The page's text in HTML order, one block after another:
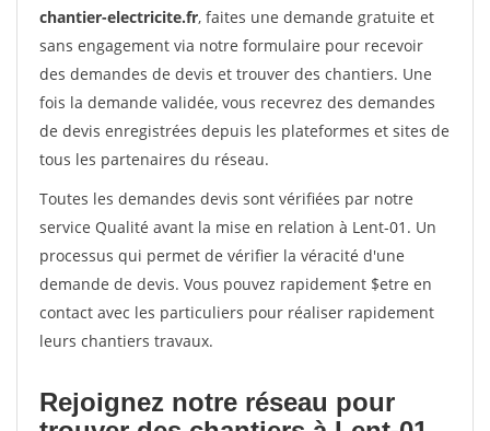
chantier-electricite.fr, faites une demande gratuite et
sans engagement via notre formulaire pour recevoir
des demandes de devis et trouver des chantiers. Une
fois la demande validée, vous recevrez des demandes
de devis enregistrées depuis les plateformes et sites de
tous les partenaires du réseau.
Toutes les demandes devis sont vérifiées par notre
service Qualité avant la mise en relation à Lent-01. Un
processus qui permet de vérifier la véracité d'une
demande de devis. Vous pouvez rapidement $etre en
contact avec les particuliers pour réaliser rapidement
leurs chantiers travaux.
Rejoignez notre réseau pour